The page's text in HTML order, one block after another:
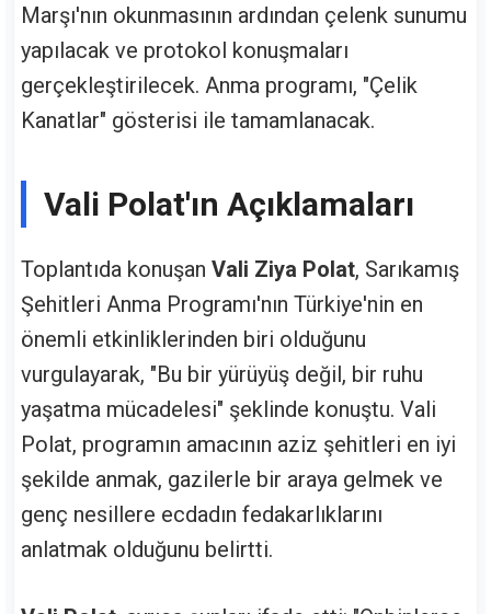
Marşı'nın okunmasının ardından çelenk sunumu
yapılacak ve protokol konuşmaları
gerçekleştirilecek. Anma programı, "Çelik
Kanatlar" gösterisi ile tamamlanacak.
Vali Polat'ın Açıklamaları
Toplantıda konuşan Vali Ziya Polat, Sarıkamış
Şehitleri Anma Programı'nın Türkiye'nin en
önemli etkinliklerinden biri olduğunu
vurgulayarak, "Bu bir yürüyüş değil, bir ruhu
yaşatma mücadelesi" şeklinde konuştu. Vali
Polat, programın amacının aziz şehitleri en iyi
şekilde anmak, gazilerle bir araya gelmek ve
genç nesillere ecdadın fedakarlıklarını
anlatmak olduğunu belirtti.